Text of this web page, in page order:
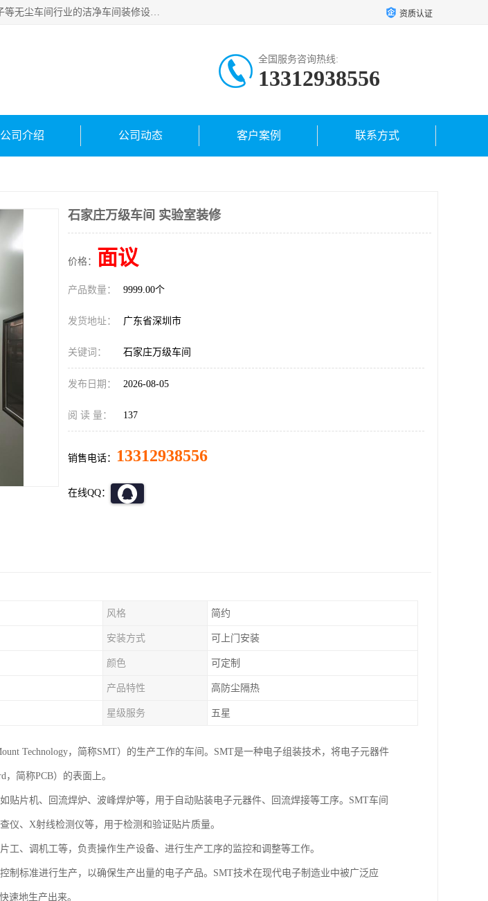
从事各种实验室、手术室、医院、食品、化妆品、制药、医疗器械、光学、半导体、精密电子等无尘车间行业的洁净车间装修设计、净化设备、恒温恒湿空调的设计制作与安装、净化系统工程项目施工及其技术支持服务。 资质认证
全国服务咨询热线:
13312938556
公司介绍 公司动态 客户案例 联系方式
石家庄万级车间 实验室装修
价格： 面议
产品数量： 9999.00个
发货地址： 广东省深圳市
关键词： 石家庄万级车间
发布日期： 2026-08-05
阅 读 量： 137
销售电话： 13312938556
在线QQ：
风格 简约
安装方式 可上门安装
颜色 可定制
产品特性 高防尘隔热
星级服务 五星
Technology，简称SMT）的生产工作的车间。SMT是一种电子组装技术，将电子元器件
简称PCB）的表面上。
贴片机、回流焊炉、波峰焊炉等，用于自动贴装电子元器件、回流焊接等工序。SMT车间
仪、X射线检测仪等，用于检测和验证贴片质量。
工、调机工等，负责操作生产设备、进行生产工序的监控和调整等工作。
制标准进行生产，以确保生产出量的电子产品。SMT技术在现代电子制造业中被广泛应
速地生产出来。